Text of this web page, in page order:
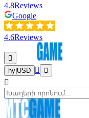
4.8Reviews
Google
4.6Reviews
hy USD